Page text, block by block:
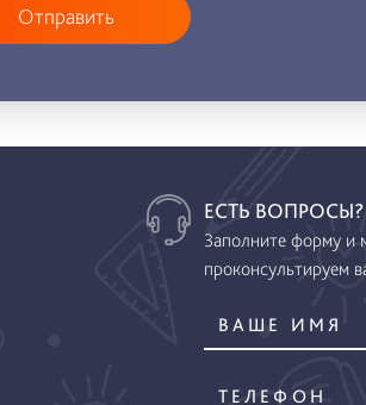
Отправить
ЕСТЬ ВОПРОСЫ?
Заполните форму и
проконсультируем